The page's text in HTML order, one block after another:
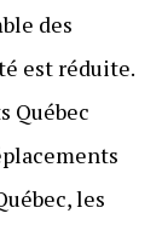
des
est réduite.
Québec
les